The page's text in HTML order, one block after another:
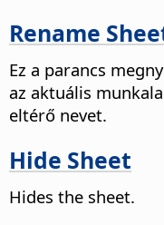
Rename
Ez a parancs
az aktuális
eltérő nevet.
Hide Sheet
Hides the sheet.